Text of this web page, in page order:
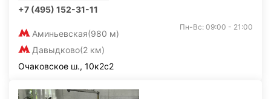
+7 (495) 152-31-11
Аминьевская(980 м)
Давыдково(2 км)
Пн-Вс: 09:00 - 21:00
Очаковское ш., 10к2с2